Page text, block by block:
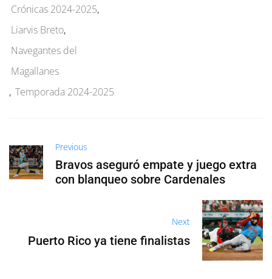
Crónicas 2024-2025,
Liarvis Breto,
Navegantes del
Magallanes
, Temporada 2024-2025
Previous
Bravos aseguró empate y juego extra
con blanqueo sobre Cardenales
Next
Puerto Rico ya tiene finalistas